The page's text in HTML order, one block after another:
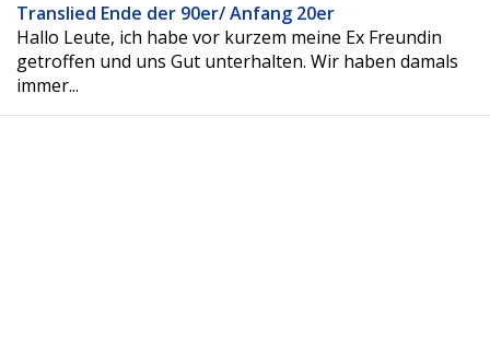
Translied Ende der 90er/ Anfang 20er
Hallo Leute, ich habe vor kurzem meine Ex Freundin
getroffen und uns Gut unterhalten. Wir haben damals
immer...